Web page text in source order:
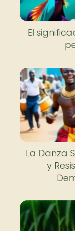
El
La Danza
y